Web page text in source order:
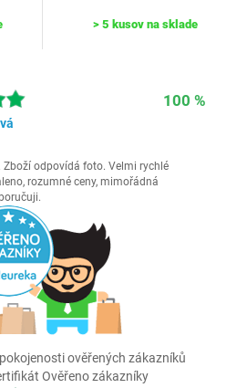
> 5 kusov na sklade
100 %
Zboží odpovídá foto. Velmi rychlé
rozumné ceny, mimořádná
ověřených zákazníků
Ověřeno zákazníky